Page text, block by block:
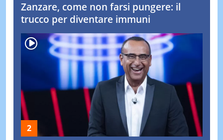
Zanzare, come non farsi pungere: il
trucco per diventare immuni